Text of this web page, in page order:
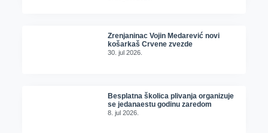
Zrenjaninac Vojin Medarević novi
košarkaš Crvene zvezde
30. jul 2026.
Besplatna školica plivanja organizuje
se jedanaestu godinu zaredom
8. jul 2026.